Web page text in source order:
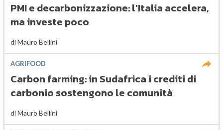
PMI e decarbonizzazione: l'Italia accelera,
ma investe poco
diMauro Bellini
AGRIFOOD
Carbon farming: in Sudafrica i crediti di
carbonio sostengono le comunità
diMauro Bellini